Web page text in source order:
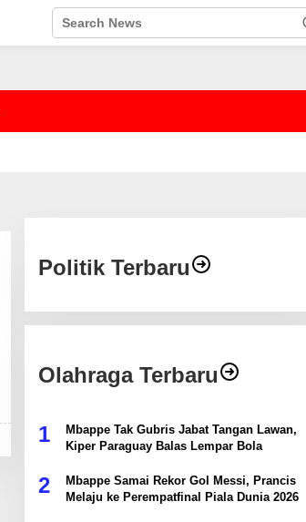
Politik Terbaru
Olahraga Terbaru
1
Mbappe Tak Gubris Jabat Tangan Lawan,
Kiper Paraguay Balas Lempar Bola
2
Mbappe Samai Rekor Gol Messi, Prancis
Melaju ke Perempatfinal Piala Dunia 2026